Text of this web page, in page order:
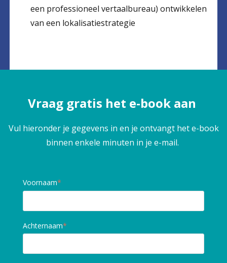
een professioneel vertaalbureau) ontwikkelen
van een lokalisatiestrategie
Vraag gratis het e-book aan
Vul hieronder je gegevens in en je ontvangt het e-book
binnen enkele minuten in je e-mail.
Voornaam*
Achternaam*